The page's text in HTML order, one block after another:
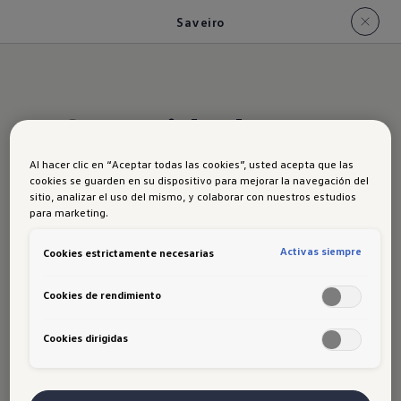
Saveiro
Seguridad
Saveiro
con2 airbags frontales
una respuesta confiable en situaciones
electrónico de estabilización (ESC)para
Al hacer clic en “Aceptar todas las cookies”, usted acepta que las
cookies se guarden en su dispositivo para mejorar la navegación del
sitio, analizar el uso del mismo, y colaborar con nuestros estudios
para marketing.
Cookies estrictamente necesarias Activas siempre
Cookies de rendimiento
Cookies dirigidas